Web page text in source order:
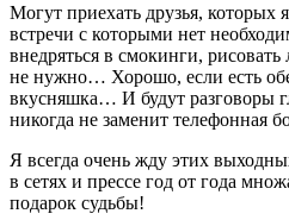
Могут приехать друзья, которых
встречи с которыми нет
внедряться в смокинги,
не нужно… Хорошо, если есть
вкусняшка… И будут разговоры
никогда не заменит телефонная
Я всегда очень жду этих
в сетях и прессе год от года
подарок судьбы!